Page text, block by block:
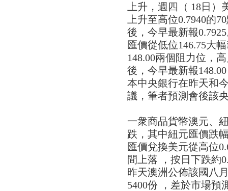
上升，週四（ 18日）
上升至高位0.7940的
後，今早最新報
匯價從低位146.75大
148.00兩個阻力位，
後，今早最新報
本中央銀行在昨天和
議，筆者預測會後該
一衆商品貨幣澳元、
跌，其中紐元匯價跌
匯價兌換美元從高位
間上落 ，按日下跌約
昨天澳洲公佈該國八
5400份 ，差於市場預